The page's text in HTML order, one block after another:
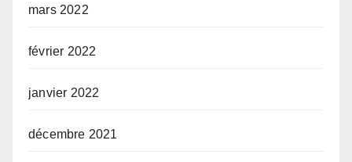
mars 2022
février 2022
janvier 2022
décembre 2021